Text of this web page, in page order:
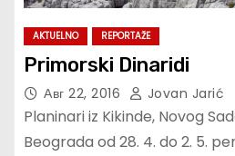
AKTUELNO REPORTAŽE
Primorski Dinaridi
Авг 22, 2016 Jovan Jarić
Planinari iz Kikinde, Novog
Beograda od 28. 4. do 2. 5.